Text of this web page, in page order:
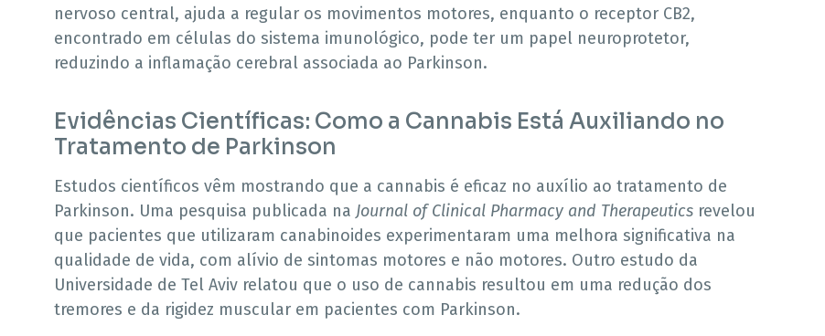
nervoso central, ajuda a regular os movimentos motores, enquanto o receptor CB2,
encontrado em células do sistema imunológico, pode ter um papel neuroprotetor,
reduzindo a inflamação cerebral associada ao Parkinson.
Evidências Científicas: Como a Cannabis Está Auxiliando no
Tratamento de Parkinson
Estudos científicos vêm mostrando que a cannabis é eficaz no auxílio ao tratamento de
Parkinson. Uma pesquisa publicada na Journal of Clinical Pharmacy and Therapeutics revelou
que pacientes que utilizaram canabinoides experimentaram uma melhora significativa na
qualidade de vida, com alívio de sintomas motores e não motores. Outro estudo da
Universidade de Tel Aviv relatou que o uso de cannabis resultou em uma redução dos
tremores e da rigidez muscular em pacientes com Parkinson.